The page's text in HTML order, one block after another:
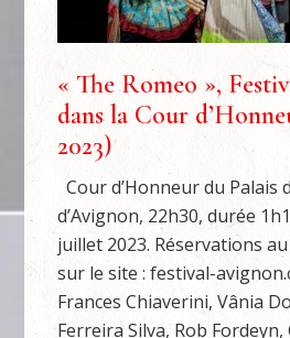
« The Romeo »,
dans la Cour
2023)
Cour d’Honneur du Palais
d’Avignon, 22h30, durée
juillet 2023. Réservations au
sur le site : festival-
Frances Chiaverini, Vânia
Ferreira Silva, Rob